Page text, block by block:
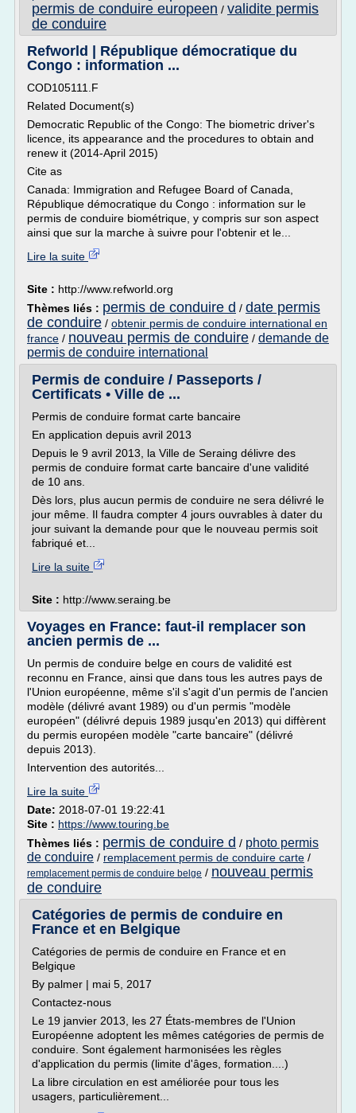
permis de conduire europeen / validite permis
de conduire
Refworld | République démocratique du
Congo : information ...
COD105111.F
Related Document(s)
Democratic Republic of the Congo: The biometric driver's
licence, its appearance and the procedures to obtain and
renew it (2014-April 2015)
Cite as
Canada: Immigration and Refugee Board of Canada,
République démocratique du Congo : information sur le
permis de conduire biométrique, y compris sur son aspect
ainsi que sur la marche à suivre pour l'obtenir et le...
Lire la suite
Site : http://www.refworld.org
Thèmes liés : permis de conduire d / date permis
de conduire / obtenir permis de conduire international en
france / nouveau permis de conduire / demande de
permis de conduire international
Permis de conduire / Passeports /
Certificats • Ville de ...
Permis de conduire format carte bancaire
En application depuis avril 2013
Depuis le 9 avril 2013, la Ville de Seraing délivre des
permis de conduire format carte bancaire d'une validité
de 10 ans.
Dès lors, plus aucun permis de conduire ne sera délivré le
jour même. Il faudra compter 4 jours ouvrables à dater du
jour suivant la demande pour que le nouveau permis soit
fabriqué et...
Lire la suite
Site : http://www.seraing.be
Voyages en France: faut-il remplacer son
ancien permis de ...
Un permis de conduire belge en cours de validité est
reconnu en France, ainsi que dans tous les autres pays de
l'Union européenne, même s'il s'agit d'un permis de l'ancien
modèle (délivré avant 1989) ou d'un permis "modèle
européen" (délivré depuis 1989 jusqu'en 2013) qui diffèrent
du permis européen modèle "carte bancaire" (délivré
depuis 2013).
Intervention des autorités...
Lire la suite
Date: 2018-07-01 19:22:41
Site : https://www.touring.be
Thèmes liés : permis de conduire d / photo permis
de conduire / remplacement permis de conduire carte /
remplacement permis de conduire belge / nouveau permis
de conduire
Catégories de permis de conduire en
France et en Belgique
Catégories de permis de conduire en France et en
Belgique
By palmer | mai 5, 2017
Contactez-nous
Le 19 janvier 2013, les 27 États-membres de l'Union
Européenne adoptent les mêmes catégories de permis de
conduire. Sont également harmonisées les règles
d'application du permis (limite d'âges, formation....)
La libre circulation en est améliorée pour tous les
usagers, particulièrement...